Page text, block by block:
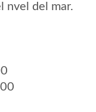
nvel del mar.